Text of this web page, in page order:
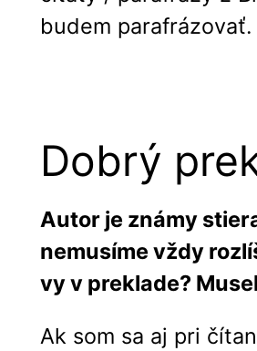
budem parafrázovať.
Dobrý
Autor je známy
nemusíme vždy
vy v preklade?
Ak som sa aj pri